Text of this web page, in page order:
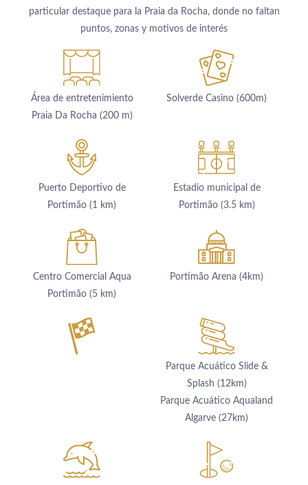
particular destaque para la Praia da Rocha, donde no faltan
puntos, zonas y motivos de interés
Área de entretenimiento
Praia Da Rocha (200 m)
Solverde Casino (600m)
Puerto Deportivo de
Portimão (1 km)
Estadio municipal de
Portimão (3.5 km)
Centro Comercial Aqua
Portimão (5 km)
Portimão Arena (4km)
Parque Acuático Slide &
Splash (12km)
Parque Acuático Aqualand
Algarve (27km)
HABITACIONES Y SUITES
SERVICIOS